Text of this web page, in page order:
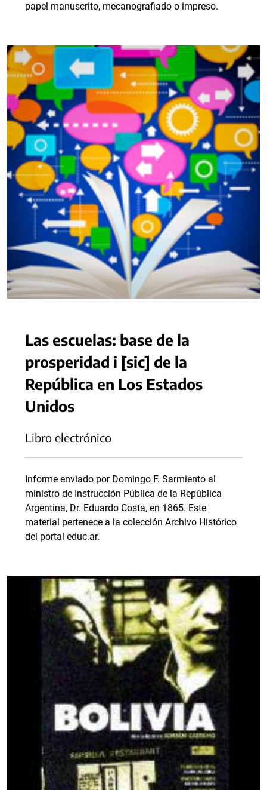
papel manuscrito, mecanografiado o impreso.
Las escuelas: base de la
prosperidad i [sic] de la
República en Los Estados
Unidos
Libro electrónico
Informe enviado por Domingo F. Sarmiento al
ministro de Instrucción Pública de la República
Argentina, Dr. Eduardo Costa, en 1865. Este
material pertenece a la colección Archivo Histórico
del portal educ.ar.